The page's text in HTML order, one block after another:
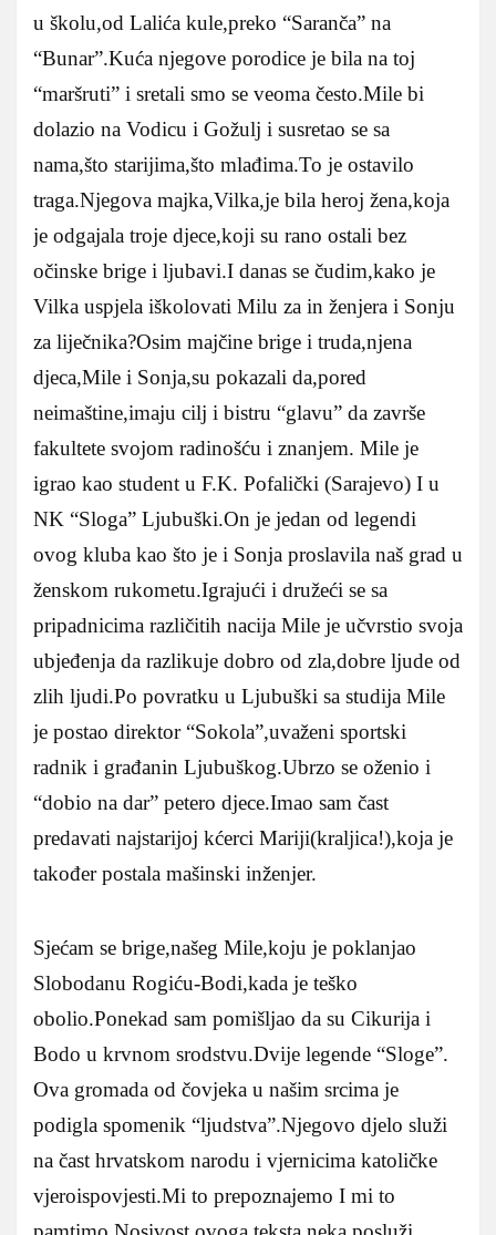
u školu,od Lalića kule,preko “Saranča” na
“Bunar”.Kuća njegove porodice je bila na toj
“maršruti” i sretali smo se veoma često.Mile bi
dolazio na Vodicu i Gožulj i susretao se sa
nama,što starijima,što mlađima.To je ostavilo
traga.Njegova majka,Vilka,je bila heroj žena,koja
je odgajala troje djece,koji su rano ostali bez
očinske brige i ljubavi.I danas se čudim,kako je
Vilka uspjela iškolovati Milu za in ženjera i Sonju
za liječnika?Osim majčine brige i truda,njena
djeca,Mile i Sonja,su pokazali da,pored
neimaštine,imaju cilj i bistru “glavu” da završe
fakultete svojom radinošću i znanjem. Mile je
igrao kao student u F.K. Pofalički (Sarajevo) I u
NK “Sloga” Ljubuški.On je jedan od legendi
ovog kluba kao što je i Sonja proslavila naš grad u
ženskom rukometu.Igrajući i družeći se sa
pripadnicima različitih nacija Mile je učvrstio svoja
ubjeđenja da razlikuje dobro od zla,dobre ljude od
zlih ljudi.Po povratku u Ljubuški sa studija Mile
je postao direktor “Sokola”,uvaženi sportski
radnik i građanin Ljubuškog.Ubrzo se oženio i
“dobio na dar” petero djece.Imao sam čast
predavati najstarijoj kćerci Mariji(kraljica!),koja je
također postala mašinski inženjer.
Sjećam se brige,našeg Mile,koju je poklanjao
Slobodanu Rogiću-Bodi,kada je teško
obolio.Ponekad sam pomišljao da su Cikurija i
Bodo u krvnom srodstvu.Dvije legende “Sloge”.
Ova gromada od čovjeka u našim srcima je
podigla spomenik “ljudstva”.Njegovo djelo služi
na čast hrvatskom narodu i vjernicima katoličke
vjeroispovjesti.Mi to prepoznajemo I mi to